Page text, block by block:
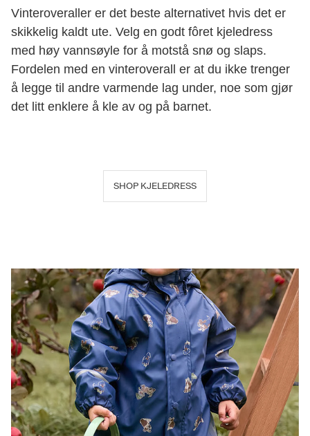
Vinteroveraller er det beste alternativet hvis det er
skikkelig kaldt ute. Velg en godt fôret kjeledress
med høy vannsøyle for å motstå snø og slaps.
Fordelen med en vinteroverall er at du ikke trenger
å legge til andre varmende lag under, noe som gjør
det litt enklere å kle av og på barnet.
SHOP KJELEDRESS